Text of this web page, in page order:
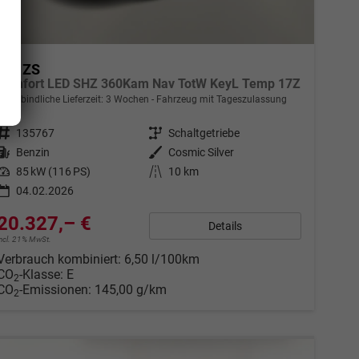
MG ZS
Comfort LED SHZ 360Kam Nav TotW KeyL Temp 17Z
unverbindliche Lieferzeit: 3 Wochen Fahrzeug mit Tageszulassung
Fahrzeugnr. 135767 Getriebe Schaltgetriebe
Kraftstoff Benzin Außenfarbe
Cosmic Silver
Leistung 85 kW (116 PS) Kilometerstand
10 km
04.02.2026
€
21% MwSt.
Details
kombiniert: 6,50 l/100km
2-Klasse: E
2-Emissionen: 145,00 g/km